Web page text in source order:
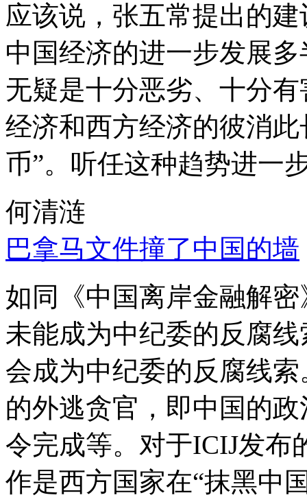
应该说，张五常提出的
中国经济的进一步发展
无疑是十分恶劣、十分
经济和西方经济的彼消
币”。听任这种趋势进一
何清涟
巴拿马文件撞了中国的墙
如同《中国离岸金融解
未能成为中纪委的反腐
会成为中纪委的反腐线
的外逃贪官，即中国的
令完成等。对于ICIJ发布
作是西方国家在“抹黑中